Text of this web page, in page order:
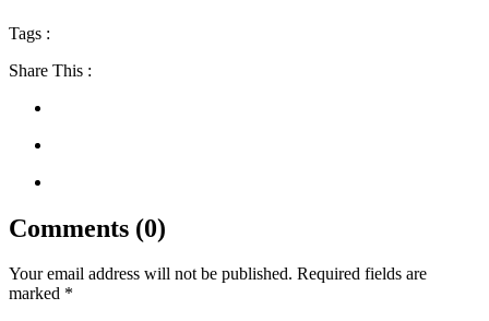
Tags :
Share This :
Comments (0)
Your email address will not be published. Required fields are
marked *